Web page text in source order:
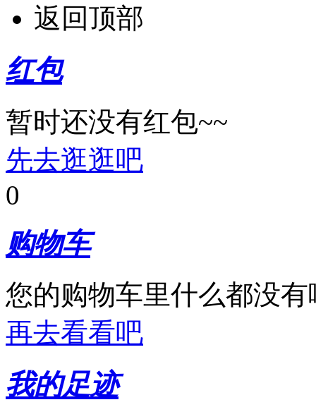
返回顶部
红包
暂时还没有红包~~
先去逛逛吧
0
购物车
您的购物车里什么都没有
再去看看吧
我的足迹